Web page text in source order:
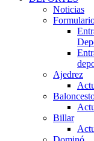
Noticias
Ajedrez
Billar